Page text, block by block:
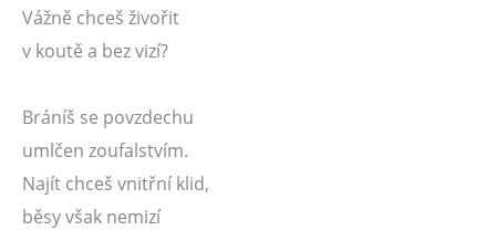
Vážně chceš živořit
v koutě a bez vizí?
Bráníš se povzdechu
umlčen zoufalstvím.
Najít chceš vnitřní klid,
běsy však nemizí